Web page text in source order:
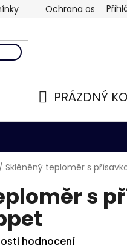
Ochrana osobních
PRÁZDNÝ
/ Sklěněný teploměr s
s
hodnocení